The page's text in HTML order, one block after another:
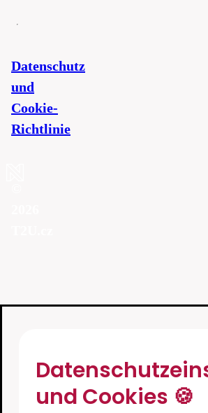
Datenschutz
und
Cookie-
Richtlinie
und Cookies 🍪